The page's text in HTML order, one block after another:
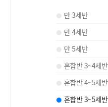
만 3세반
만 4세반
만 5세반
혼합반 3~4세반
혼합반 4~5세반
혼합반 3~5세반